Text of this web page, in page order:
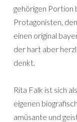
gehörigen Portion
Protagonisten,
einen original
der hart aber
denkt.
Rita Falk ist sich
eigenen
amüsante und